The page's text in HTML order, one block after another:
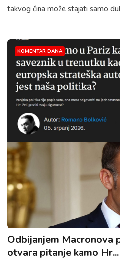
takvog čina može stajati samo
KOMENTAR DANA
Odbijanjem Macronova
otvara pitanje kamo Hr...